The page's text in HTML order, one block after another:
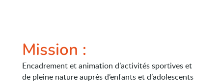
Mission :
Encadrement et animation d’activités sportives et
de pleine nature auprès d’enfants et d’adolescents